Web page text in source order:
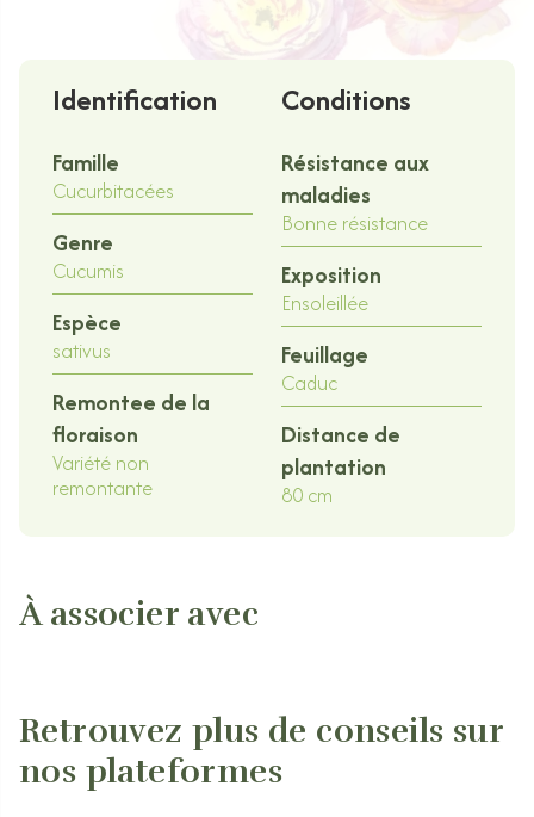
Identification
Famille
Cucurbitacées
Genre
Cucumis
Espèce
sativus
Remontee de la
floraison
Variété non
remontante
Conditions
Résistance aux
maladies
Bonne résistance
Exposition
Ensoleillée
Feuillage
Caduc
Distance de
plantation
80 cm
À associer avec
Retrouvez plus de conseils sur
nos plateformes